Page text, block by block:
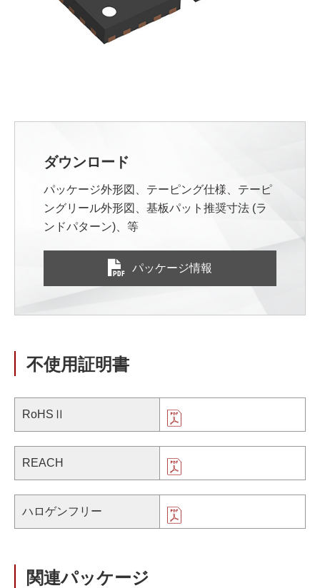
ダウンロード
パッケージ外形図、テーピング仕様、テーピ
ングリール外形図、基板パット推奨寸法 (ラ
ンドパターン)、等
パッケージ情報
不使用証明書
RoHSⅡ
REACH
ハロゲンフリー
関連パッケージ